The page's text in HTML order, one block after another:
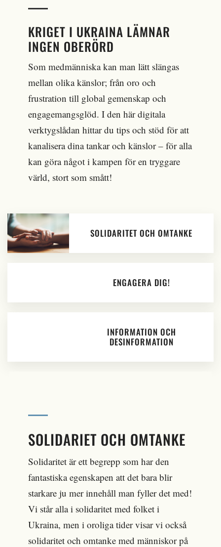
KRIGET I UKRAINA LÄMNAR
INGEN OBERÖRD
Som medmänniska kan man lätt slängas
mellan olika känslor; från oro och
frustration till global gemenskap och
engagemangsglöd. I den här digitala
verktygslådan hittar du tips och stöd för att
kanalisera dina tankar och känslor – för alla
kan göra något i kampen för en tryggare
värld, stort som smått!
SOLIDARITET OCH OMTANKE
ENGAGERA DIG!
INFORMATION OCH
DESINFORMATION
SOLIDARIET OCH OMTANKE
Solidaritet är ett begrepp som har den
fantastiska egenskapen att det bara blir
starkare ju mer innehåll man fyller det med!
Vi står alla i solidaritet med folket i
Ukraina, men i oroliga tider visar vi också
solidaritet och omtanke med människor på